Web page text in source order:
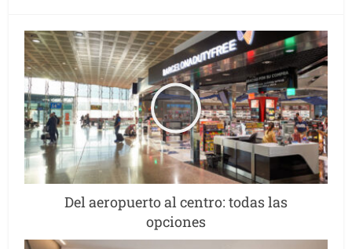
Del aeropuerto al centro: todas las
opciones